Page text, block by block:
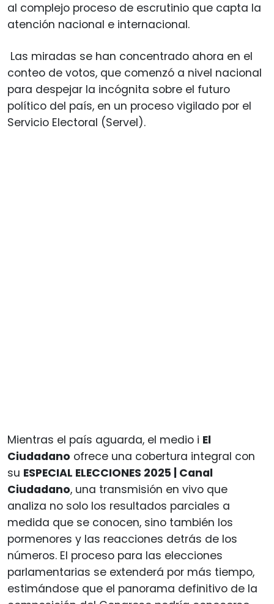
al complejo proceso de escrutinio que capta la
atención nacional e internacional.
Las miradas se han concentrado ahora en el
conteo de votos, que comenzó a nivel nacional
para despejar la incógnita sobre el futuro
político del país, en un proceso vigilado por el
Servicio Electoral (Servel).
Mientras el país aguarda, el medio i El
Ciudadano ofrece una cobertura integral con
su ESPECIAL ELECCIONES 2025 | Canal
Ciudadano, una transmisión en vivo que
analiza no solo los resultados parciales a
medida que se conocen, sino también los
pormenores y las reacciones detrás de los
números. El proceso para las elecciones
parlamentarias se extenderá por más tiempo,
estimándose que el panorama definitivo de la